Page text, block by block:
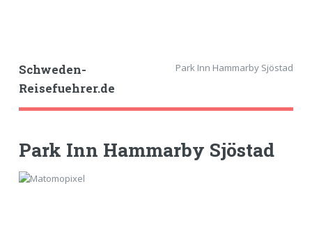
Schweden-
Reisefuehrer.de
Park Inn Hammarby Sjöstad
Park Inn Hammarby Sjöstad